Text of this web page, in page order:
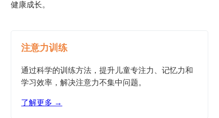
健康成长。
注意力训练
通过科学的训练方法，提升儿童专注力、记忆力和
学习效率，解决注意力不集中问题。
了解更多 →